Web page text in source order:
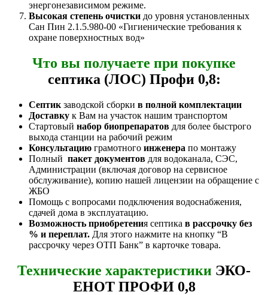
энергонезависимом режиме.
Высокая степень очистки до уровня установленных
Сан Пин 2.1.5.980-00 «Гигиенические требования к
охране поверхностных вод»
Что вы получаете при покупке
септика (ЛОС) Профи 0,8:
Септик заводской сборки в полной комплектации
Доставку к Вам на участок нашим транспортом
Стартовый набор биопрепаратов для более быстрого
выхода станции на рабочий режим
Консультацию грамотного инженера по монтажу
Полный пакет документов для водоканала, СЭС,
Администрации (включая договор на сервисное
обслуживание), копию нашей лицензии на обращение с
ЖБО
Помощь с вопросами подключения водоснабжения,
сдачей дома в эксплуатацию.
Возможность приобретения септика в рассрочку без
% и переплат. Для этого нажмите на кнопку “В
рассрочку через ОТП Банк” в карточке товара.
Технические характеристики ЭКО-
ЕНОТ ПРОФИ 0,8